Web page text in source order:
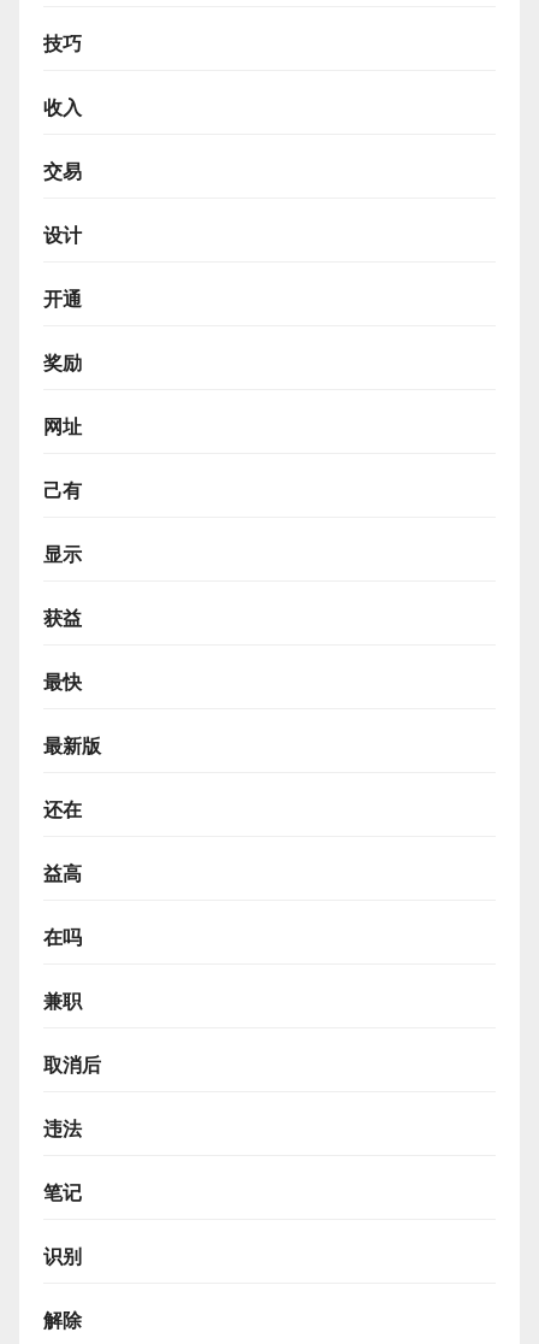
技巧
收入
交易
设计
开通
奖励
网址
己有
显示
获益
最快
最新版
还在
益高
在吗
兼职
取消后
违法
笔记
识别
解除